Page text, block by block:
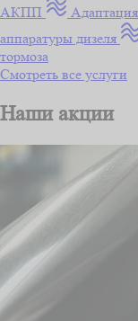
АКПП
аппаратуры дизеля
тормоза
Смотреть все услуги
Наши акции